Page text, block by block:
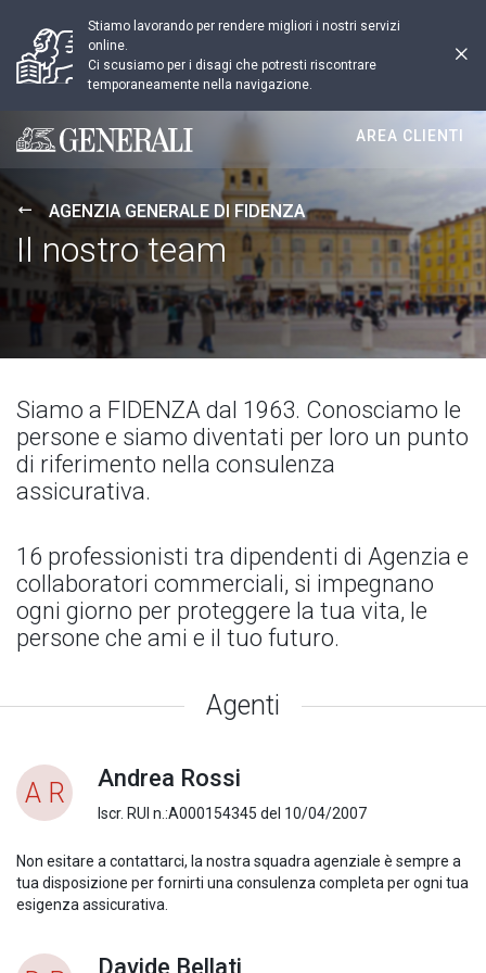
Stiamo lavorando per rendere migliori i nostri servizi
online.
Ci scusiamo per i disagi che potresti riscontrare
temporaneamente nella navigazione.
Generali logo
AREA CLIENTI
AGENZIA GENERALE DI FIDENZA
Il nostro team
Siamo a FIDENZA dal 1963. Conosciamo le
persone e siamo diventati per loro un punto
di riferimento nella consulenza
assicurativa.
16 professionisti tra dipendenti di Agenzia e
collaboratori commerciali, si impegnano
ogni giorno per proteggere la tua vita, le
persone che ami e il tuo futuro.
Agenti
A R Andrea Rossi
Iscr. RUI n.:A000154345 del 10/04/2007
Non esitare a contattarci, la nostra squadra agenziale è sempre a
tua disposizione per fornirti una consulenza completa per ogni tua
esigenza assicurativa.
Davide Bellati